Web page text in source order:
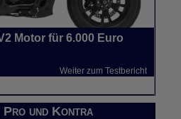
Motor für 6.000 Euro
Weiter zum Testbericht
Pro und Kontra